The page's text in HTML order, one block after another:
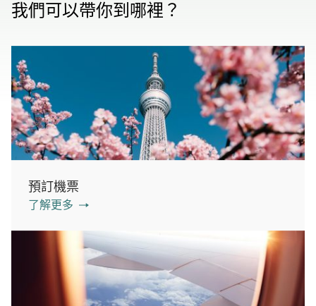
我們可以帶你到哪裡？
預訂機票
了解更多